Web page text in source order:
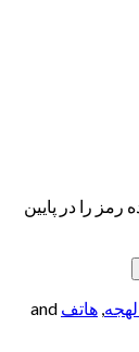
را در پایین
, هاتف and